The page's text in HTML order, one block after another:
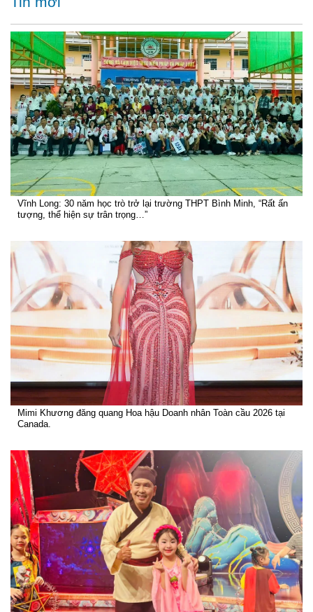
Vĩnh Long: 30 năm học trò trở lại trường THPT Bình Minh, “Rất ấn
tượng, thể hiện sự trân trọng…”
Mimi Khương đăng quang Hoa hậu Doanh nhân Toàn cầu 2026 tại
Canada.